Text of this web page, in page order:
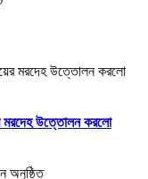
মরদেহ উত্তোলন করলো